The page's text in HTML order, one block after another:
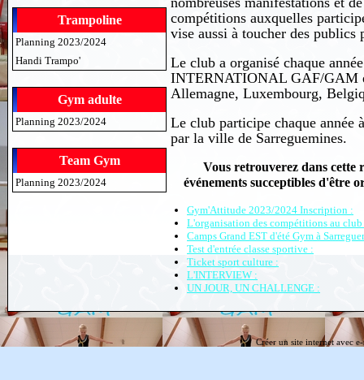
Trampoline
Planning 2023/2024
Handi Trampo'
Gym adulte
Planning 2023/2024
Team Gym
Planning 2023/2024
compétitions auxquelles
vise aussi à toucher des publics
Le club a organisé chaque
INTERNATIONAL GAF/GAM
Allemagne, Luxembourg,
Le club participe chaque année
par la ville de Sarreguemines.
Vous retrouverez dans cette
événements succeptibles d'être
Gym'Attitude 2023/2024 Inscription :
L'organisation des compétitions au
Camps Grand EST d'été Gym à
Test d'entrée classe sportive :
Ticket sport culture :
L'INTERVIEW :
UN JOUR, UN CHALLENGE :
Créer un site internet avec